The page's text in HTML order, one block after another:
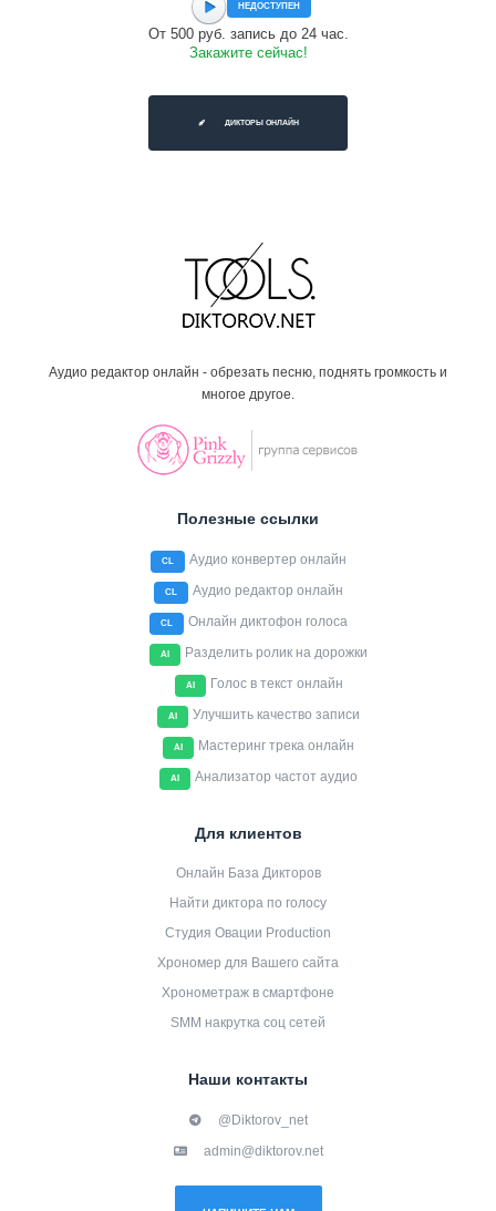
НЕДОСТУПЕН
От 500 руб. запись до 24 час.
Закажите сейчас!
ДИКТОРЫ ОНЛАЙН
Аудио редактор онлайн - обрезать песню, поднять громкость и
многое другое.
Полезные ссылки
CL Аудио конвертер онлайн
CL Аудио редактор онлайн
CL Онлайн диктофон голоса
AI Разделить ролик на дорожки
AI Голос в текст онлайн
AI Улучшить качество записи
AI Мастеринг трека онлайн
AI Анализатор частот аудио
Для клиентов
Онлайн База Дикторов
Найти диктора по голосу
Студия Овации Production
Хрономер для Вашего сайта
Хронометраж в смартфоне
SMM накрутка соц сетей
Наши контакты
@Diktorov_net
admin@diktorov.net